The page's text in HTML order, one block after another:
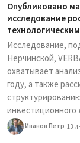
Опубликовано
исследование
Исследование,
Нерчинской,
охватывает
году, а также
Иванов Петр 13